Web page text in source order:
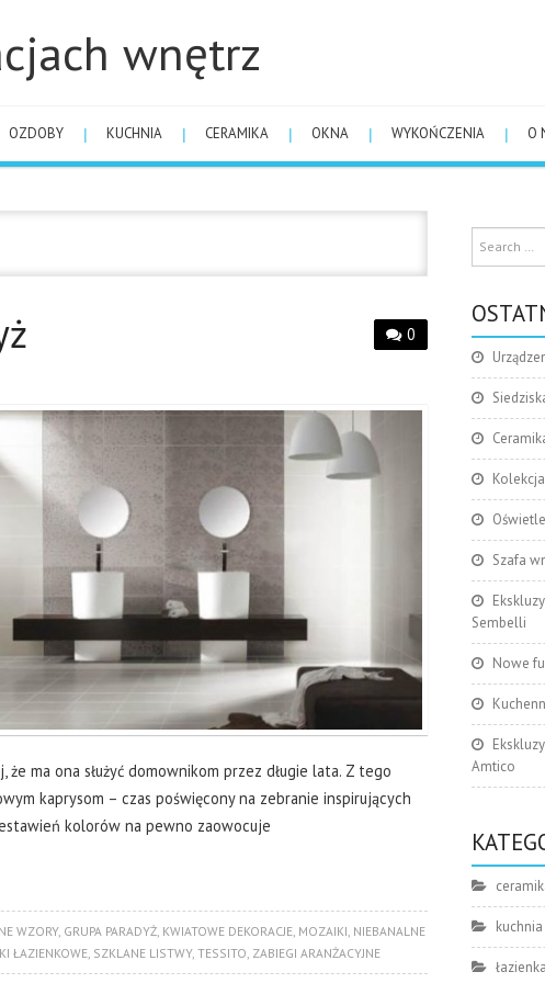
wnętrz
OZDOBY KUCHNIA CERAMIKA OKNA WYKOŃCZENIA O
0
ma ona służyć domownikom przez długie lata. Z tego
kaprysom – czas poświęcony na zebranie inspirujących
kolorów na pewno zaowocuje
WZORY, GRUPA PARADYŻ, KWIATOWE DEKORACJE, MOZAIKI NIEBANALNE
ŁAZIENKOWE SZKLANE LISTWY, TESSITO ZABIEGI ARANŻACYJNE
Szafa
Sembelli
Nowe
Amtico
kuchnia
łazienka